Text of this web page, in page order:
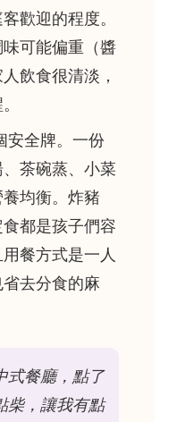
歡迎的程度。
可能偏重（醬
飲食很清淡，
安全牌。一份
茶碗蒸、小菜
均衡。炸豬
都是孩子們容
餐方式是一人
去分食的麻
式餐廳，點了
柴，讓我有點